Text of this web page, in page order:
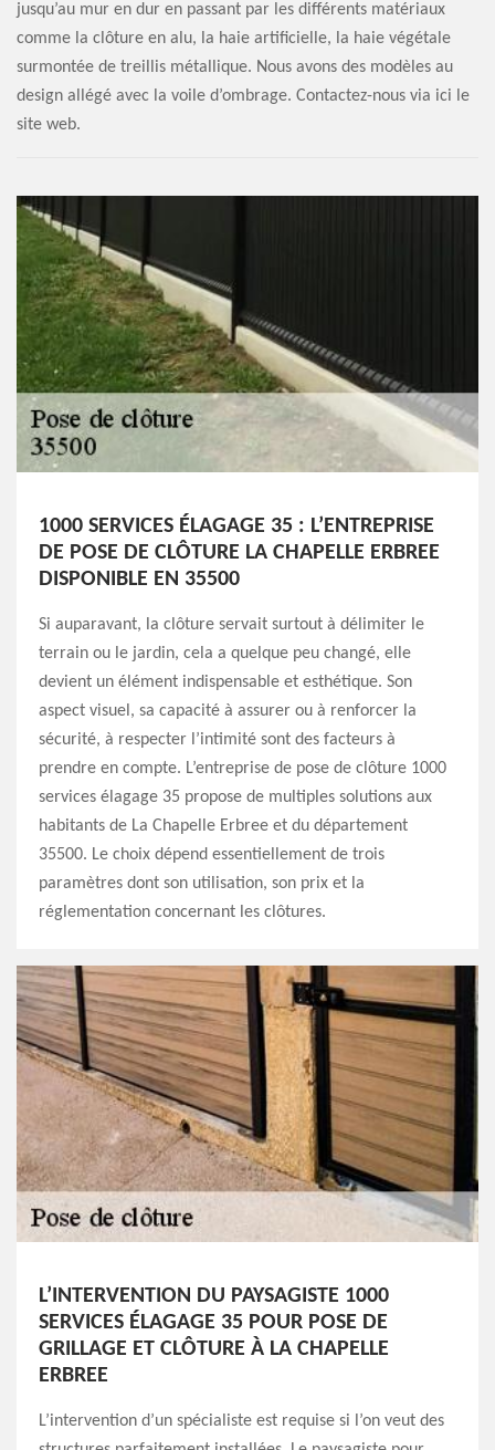
jusqu’au mur en dur en passant par les différents matériaux
comme la clôture en alu, la haie artificielle, la haie végétale
surmontée de treillis métallique. Nous avons des modèles au
design allégé avec la voile d’ombrage. Contactez-nous via ici le
site web.
1000 SERVICES ÉLAGAGE 35 : L’ENTREPRISE
DE POSE DE CLÔTURE LA CHAPELLE ERBREE
DISPONIBLE EN 35500
Si auparavant, la clôture servait surtout à délimiter le
terrain ou le jardin, cela a quelque peu changé, elle
devient un élément indispensable et esthétique. Son
aspect visuel, sa capacité à assurer ou à renforcer la
sécurité, à respecter l’intimité sont des facteurs à
prendre en compte. L’entreprise de pose de clôture 1000
services élagage 35 propose de multiples solutions aux
habitants de La Chapelle Erbree et du département
35500. Le choix dépend essentiellement de trois
paramètres dont son utilisation, son prix et la
réglementation concernant les clôtures.
L’INTERVENTION DU PAYSAGISTE 1000
SERVICES ÉLAGAGE 35 POUR POSE DE
GRILLAGE ET CLÔTURE À LA CHAPELLE
ERBREE
L’intervention d’un spécialiste est requise si l’on veut des